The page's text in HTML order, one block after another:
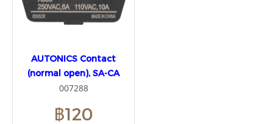
AUTONICS Contact
(normal open), SA-CA
007288
฿120